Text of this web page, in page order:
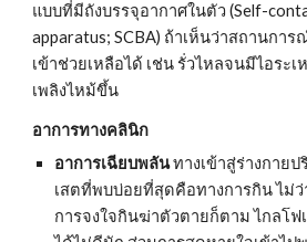
แบบที่มีถังบรรจุอากาศในตัว (Self-
apparatus; SCBA) ถ้าเห็นว่าสถานกา
เข้าช่วยเหลือได้ เช่น รั่วไหลจนมีไอระ
เพลิงไหม้ขึ้น
อาการทางคลินิก
อาการเฉียบพลัน ทางเข้าสู่ร่างกาย
เสตที่พบบ่อยที่สุดคือทางการกิน ไม่
การจงใจกินฆ่าตัวตายก็ตาม ไกลโ